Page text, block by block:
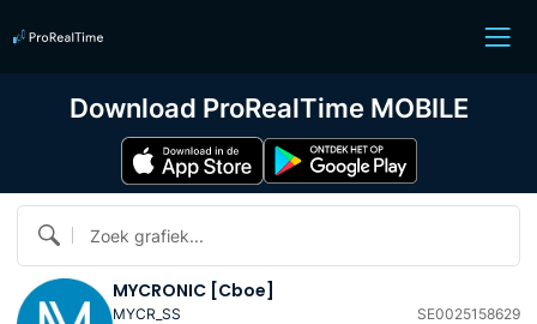
Zoek grafiek...
MYCRONIC [Cboe]
MYCR_SS
SE0025158629
Download ProRealTime MOBILE